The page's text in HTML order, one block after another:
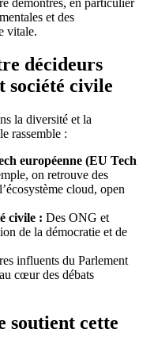
et des
vitale.
décideurs
société civile
la diversité et la
rassemble :
européenne (EU Tech
on retrouve des
cloud, open
civile : Des ONG et
de la démocratie et de
influents du Parlement
cœur des débats
soutient cette